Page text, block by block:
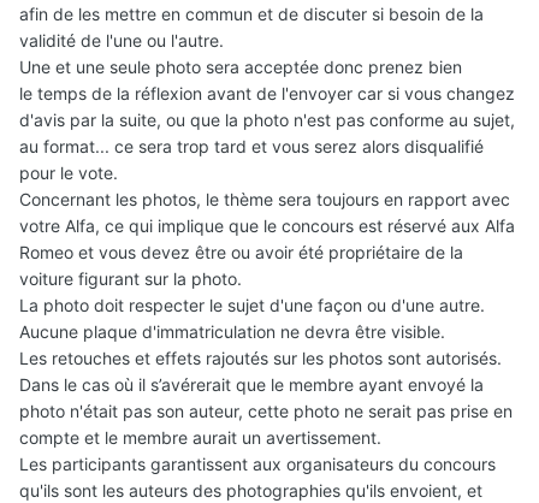
afin de les mettre en commun et de discuter si besoin de la
validité de l'une ou l'autre.
Une et une seule photo sera acceptée donc prenez bien
le temps de la réflexion avant de l'envoyer car si vous changez
d'avis par la suite, ou que la photo n'est pas conforme au sujet,
au format... ce sera trop tard et vous serez alors disqualifié
pour le vote.
Concernant les photos, le thème sera toujours en rapport avec
votre Alfa, ce qui implique que le concours est réservé aux Alfa
Romeo et vous devez être ou avoir été propriétaire de la
voiture figurant sur la photo.
La photo doit respecter le sujet d'une façon ou d'une autre.
Aucune plaque d'immatriculation ne devra être visible.
Les retouches et effets rajoutés sur les photos sont autorisés.
Dans le cas où il s’avérerait que le membre ayant envoyé la
photo n'était pas son auteur, cette photo ne serait pas prise en
compte et le membre aurait un avertissement.
Les participants garantissent aux organisateurs du concours
qu'ils sont les auteurs des photographies qu'ils envoient, et